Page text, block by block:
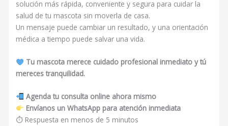
solución más rápida, conveniente y segura para cuidar la
salud de tu mascota sin moverla de casa.
Un mensaje puede cambiar un resultado, y una orientación
médica a tiempo puede salvar una vida.
Tu mascota merece cuidado profesional inmediato y tú
mereces tranquilidad.
Agenda tu consulta online ahora mismo
Envíanos un WhatsApp para atención inmediata
⏱ Respuesta en menos de 5 minutos